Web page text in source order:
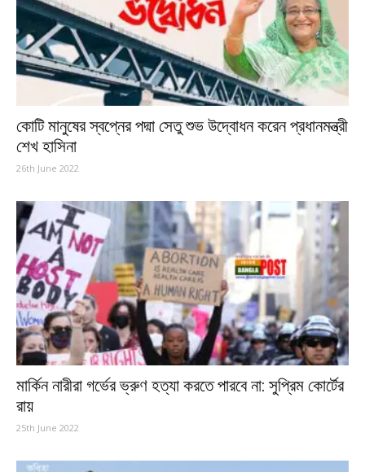
কোটি মানুষের স্বপ্নের পদ্মা সেতু শুভ উদ্বোধন করেন প্রধানমন্ত্রী
শেখ হাসিনা
26th June 2022
মার্কিন নারীরা গর্ভের ভ্রুণ হত্যা করতে পারবে না: সুপ্রিম কোর্টের
রায়
25th June 2022